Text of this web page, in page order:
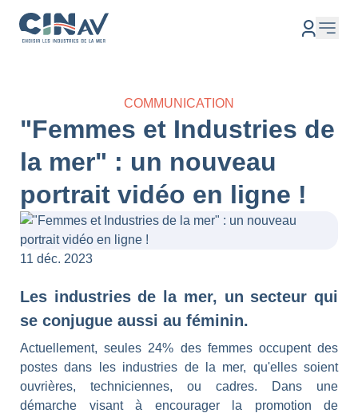
COMMUNICATION
"Femmes et Industries de
la mer" : un nouveau
portrait vidéo en ligne !
11 déc. 2023
Les industries de la mer, un secteur qui
se conjugue aussi au féminin.
Actuellement, seules 24% des femmes occupent des
postes dans les industries de la mer, qu'elles soient
ouvrières, techniciennes, ou cadres. Dans une
démarche visant à encourager la promotion de